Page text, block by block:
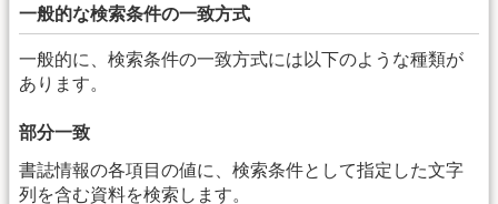
一般的な検索条件の一致方式
一般的に、検索条件の一致方式には以下のような種類が
あります。
部分一致
書誌情報の各項目の値に、検索条件として指定した文字
列を含む資料を検索します。